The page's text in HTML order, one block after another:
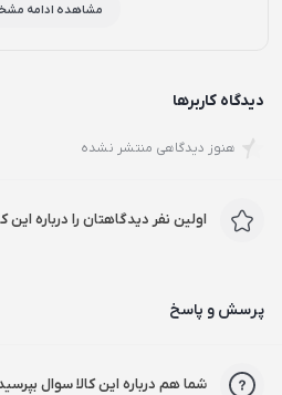
مشاهده ادامه
دیدگاه کاربرها
هنوز دیدگاهی منتشر نشده
اولین نفر دیدگاهتان را درباره این
پرسش و پاسخ
شما هم درباره این کالا سوال